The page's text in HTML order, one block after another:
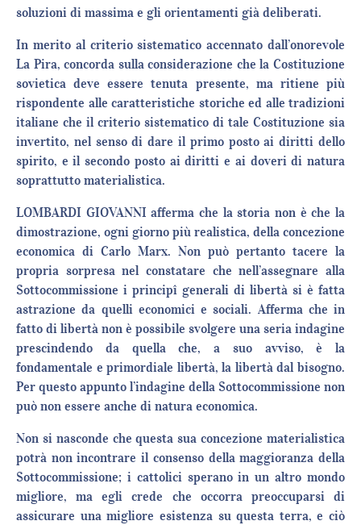
soluzioni di massima e gli orientamenti già deliberati.
In merito al criterio sistematico accennato dall’onorevole
La Pira, concorda sulla considerazione che la Costituzione
sovietica deve essere tenuta presente, ma ritiene più
rispondente alle caratteristiche storiche ed alle tradizioni
italiane che il criterio sistematico di tale Costituzione sia
invertito, nel senso di dare il primo posto ai diritti dello
spirito, e il secondo posto ai diritti e ai doveri di natura
soprattutto materialistica.
LOMBARDI GIOVANNI afferma che la storia non è che la
dimostrazione, ogni giorno più realistica, della concezione
economica di Carlo Marx. Non può pertanto tacere la
propria sorpresa nel constatare che nell’assegnare alla
Sottocommissione i principî generali di libertà si è fatta
astrazione da quelli economici e sociali. Afferma che in
fatto di libertà non è possibile svolgere una seria indagine
prescindendo da quella che, a suo avviso, è la
fondamentale e primordiale libertà, la libertà dal bisogno.
Per questo appunto l’indagine della Sottocommissione non
può non essere anche di natura economica.
Non si nasconde che questa sua concezione materialistica
potrà non incontrare il consenso della maggioranza della
Sottocommissione; i cattolici sperano in un altro mondo
migliore, ma egli crede che occorra preoccuparsi di
assicurare una migliore esistenza su questa terra, e ciò